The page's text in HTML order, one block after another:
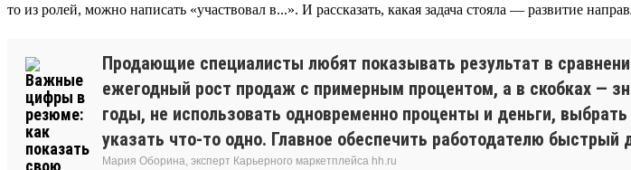
то из ролей, можно написать «участвовал в...». И рассказать, какая задача стояла — развитие
Продающие специалисты любят показывать результат в
ежегодный рост продаж с примерным процентом, а в скобках —
годы, не использовать одновременно проценты и деньги,
указать что-то одно. Главное обеспечить работодателю
Мария Оборина, эксперт Карьерного маркетплейса hh.ru